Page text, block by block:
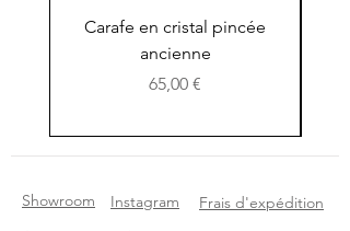
Carafe en cristal pincée
ancienne
Prix
65,00 €
Showroom
Instagram
Frais d'expédition